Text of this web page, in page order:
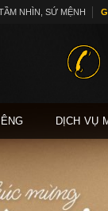
NHÌN, SỨ MỆNH
DỊCH VỤ